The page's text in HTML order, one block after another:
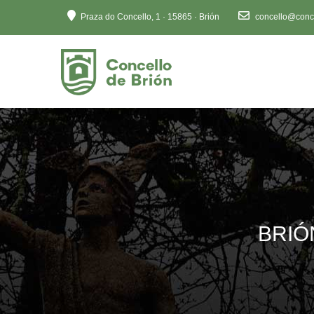
web
inclúe
un
sistema
de
accesibilidade.
Preme
Control-
F11
para
axustar
o
Praza do Concello, 1 · 15865 · Brión